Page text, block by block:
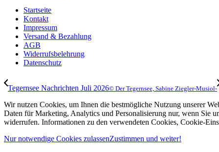
Startseite
Kontakt
Impressum
Versand & Bezahlung
AGB
Widerrufsbelehrung
Datenschutz
Tegernsee Nachrichten Juli 2026© Der Tegernsee, Sabine Ziegler-Musiol-
Wir nutzen Cookies, um Ihnen die bestmögliche Nutzung unserer
Daten für Marketing, Analytics und Personalisierung nur, wenn
widerrufen. Informationen zu den verwendeten Cookies, Cookie-
Nur notwendige Cookies zulassenZustimmen und weiter!